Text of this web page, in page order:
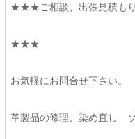
★★★ご相談、出張見積もり
★★★
お気軽にお問合せ下さい。
革製品の修理、染め直し